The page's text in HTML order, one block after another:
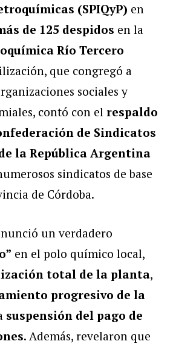
(SPIQyP) en
de 125 despidos en la
Río Tercero
que congregó a
sociales y
contó con el respaldo
de Sindicatos
la República Argentina
sindicatos de base
de Córdoba.
un verdadero
en el polo químico local,
total de la planta,
progresivo de la
suspensión del pago de
. Además, revelaron que